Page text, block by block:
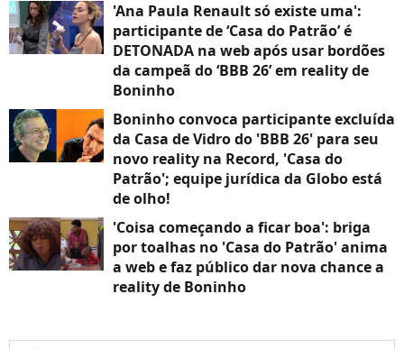
'Ana Paula Renault só existe uma':
participante de ‘Casa do Patrão’ é
DETONADA na web após usar bordões
da campeã do ‘BBB 26’ em reality de
Boninho
Boninho convoca participante excluída
da Casa de Vidro do 'BBB 26' para seu
novo reality na Record, 'Casa do
Patrão'; equipe jurídica da Globo está
de olho!
'Coisa começando a ficar boa': briga
por toalhas no 'Casa do Patrão' anima
a web e faz público dar nova chance a
reality de Boninho